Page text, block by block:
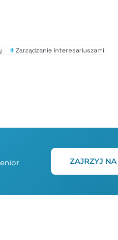
# Zarządzanie interesariuszami
ZAJRZYJ